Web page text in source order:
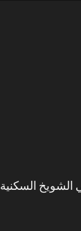
السكنية